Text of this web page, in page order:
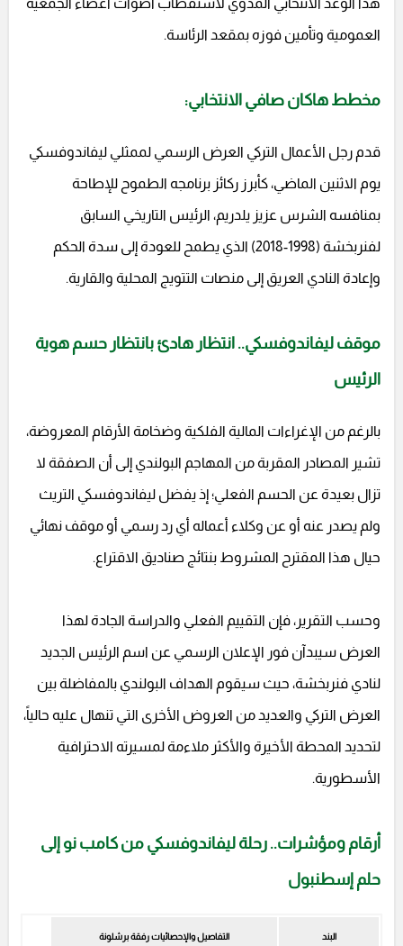
العمومية وتأمين فوزه بمقعد الرئاسة.
مخطط هاكان صافي الانتخابي:
قدم رجل الأعمال التركي العرض الرسمي لممثلي ليفاندوفسكي
يوم الاثنين الماضي، كأبرز ركائز برنامجه الطموح للإطاحة
بمنافسه الشرس عزيز يلدريم، الرئيس التاريخي السابق
لفنربخشة (1998-2018) الذي يطمح للعودة إلى سدة الحكم
وإعادة النادي العريق إلى منصات التتويج المحلية والقارية.
موقف ليفاندوفسكي.. انتظار هادئ بانتظار حسم هوية
الرئيس
بالرغم من الإغراءات المالية الفلكية وضخامة الأرقام المعروضة،
تشير المصادر المقربة من المهاجم البولندي إلى أن الصفقة لا
تزال بعيدة عن الحسم الفعلي؛ إذ يفضل ليفاندوفسكي التريث
ولم يصدر عنه أو عن وكلاء أعماله أي رد رسمي أو موقف نهائي
حيال هذا المقترح المشروط بنتائج صناديق الاقتراع.
وحسب التقرير، فإن التقييم الفعلي والدراسة الجادة لهذا
العرض سيبدآن فور الإعلان الرسمي عن اسم الرئيس الجديد
لنادي فنربخشة، حيث سيقوم الهداف البولندي بالمفاضلة بين
العرض التركي والعديد من العروض الأخرى التي تنهال عليه حالياً،
لتحديد المحطة الأخيرة والأكثر ملاءمة لمسيرته الاحترافية
الأسطورية.
أرقام ومؤشرات.. رحلة ليفاندوفسكي من كامب نو إلى
حلم إسطنبول
البند التفاصيل والإحصائيات رفقة برشلونة